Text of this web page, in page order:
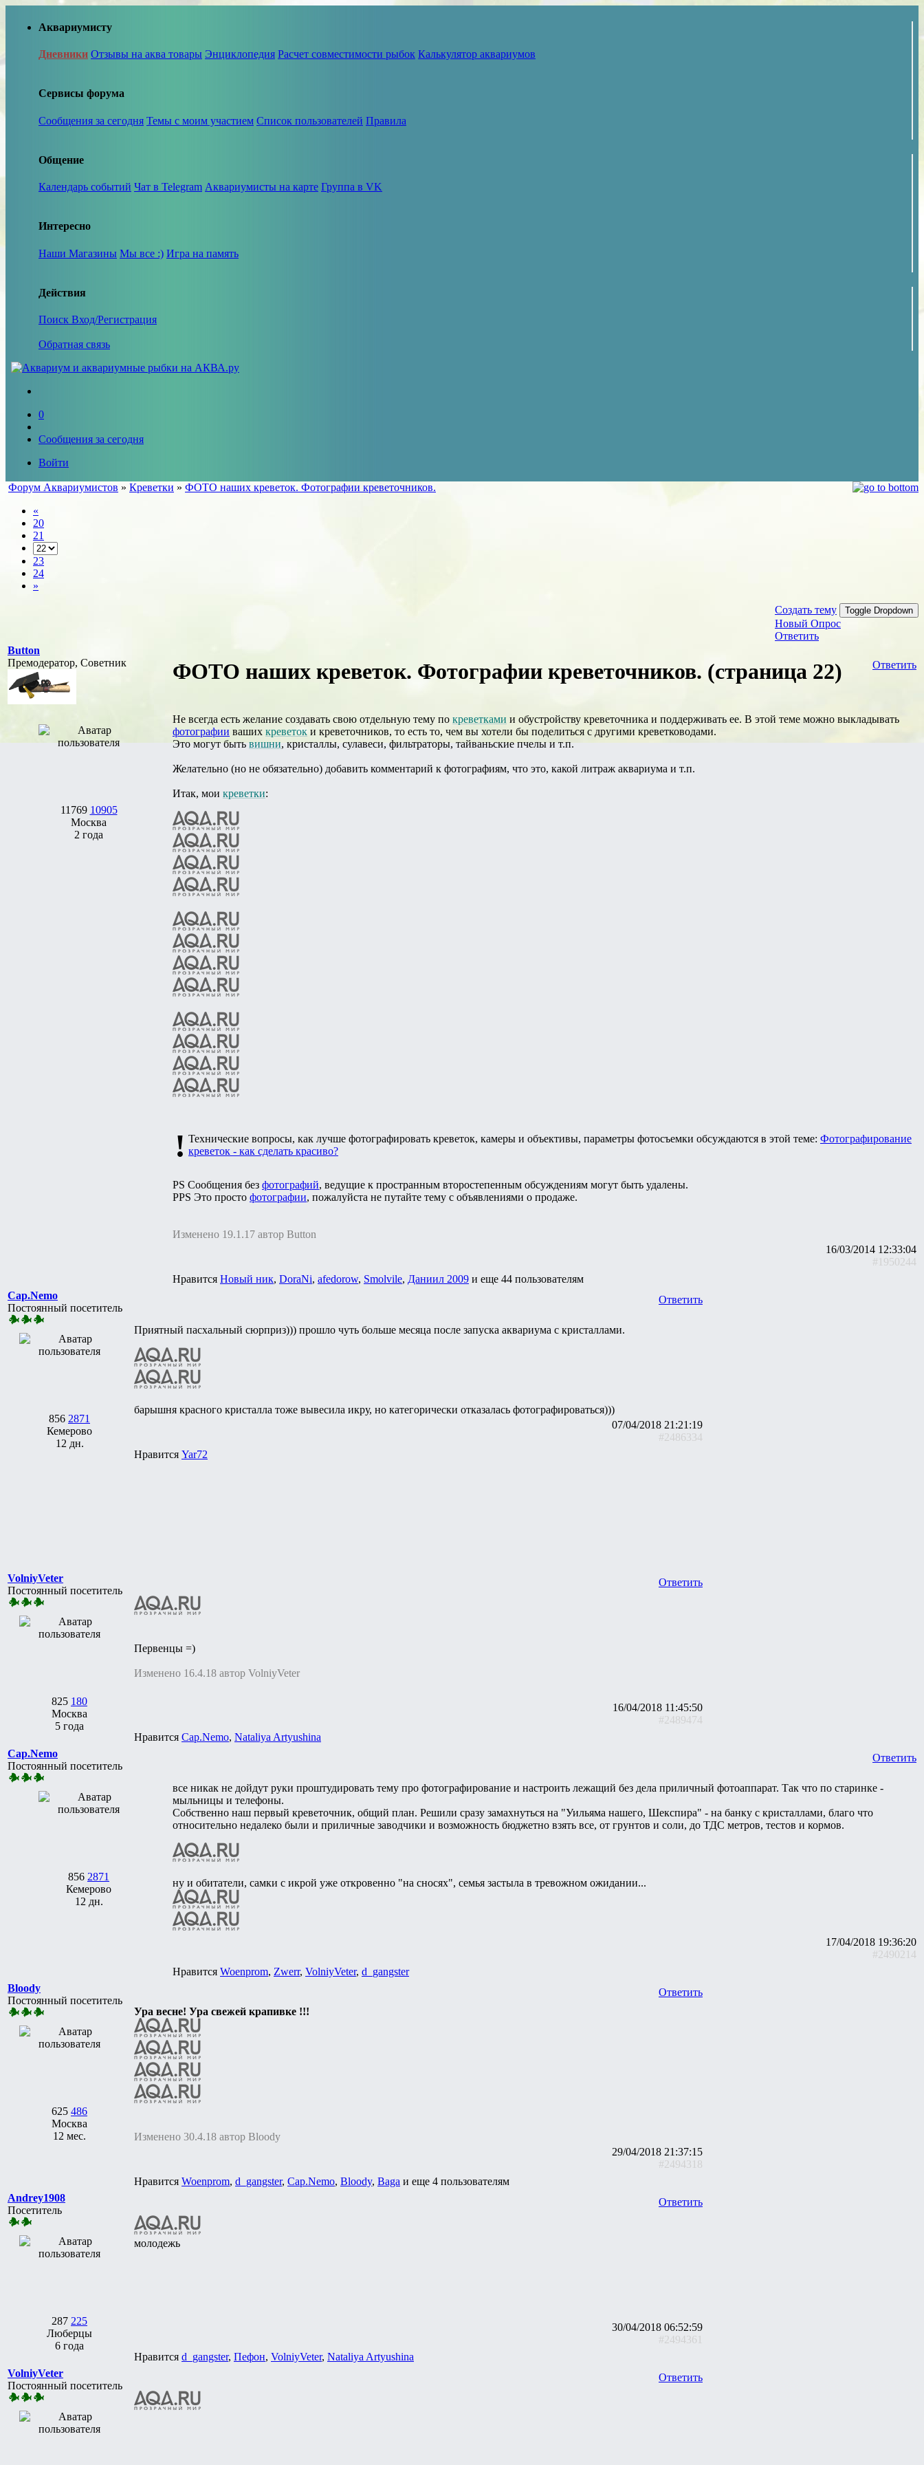
Аквариумисту
Дневники Отзывы на аква товары Энциклопедия Расчет совместимости рыбок Калькулятор аквариумов
Сервисы форума
Сообщения за сегодня Темы с моим участием Список пользователей Правила
Общение
Календарь событий Чат в Telegram Аквариумисты на карте Группа в VK
Интересно
Наши Магазины Мы все :) Игра на память
Действия
Поиск Вход/Регистрация
Обратная связь
0
Сообщения за сегодня
Войти
Форум Аквариумистов » Креветки » ФОТО наших креветок. Фотографии креветочников.
«
20
21
23
24
»
Создать тему Toggle Dropdown
Новый Опрос
Ответить
Button
Премодератор, Советник
11769 10905
Москва
2 года
Ответить
ФОТО наших креветок. Фотографии креветочников. (страница 22)
Не всегда есть желание создавать свою отдельную тему по креветками и обустройству креветочника и поддерживать ее. В этой теме можно выкладывать
фотографии ваших креветок и креветочников, то есть то, чем вы хотели бы поделиться с другими креветководами.
Это могут быть вишни, кристаллы, сулавеси, фильтраторы, тайваньские пчелы и т.п.
Желательно (но не обязательно) добавить комментарий к фотографиям, что это, какой литраж аквариума и т.п.
Итак, мои креветки:
! Технические вопросы, как лучше фотографировать креветок, камеры и объективы, параметры фотосъемки обсуждаются в этой теме: Фотографирование
креветок - как сделать красиво?
PS Сообщения без фотографий, ведущие к пространным второстепенным обсуждениям могут быть удалены.
PPS Это просто фотографии, пожалуйста не путайте тему с объявлениями о продаже.
Изменено 19.1.17 автор Button
16/03/2014 12:33:04
#1950244
Нравится Новый ник, DoraNi, afedorow, Smolvile, Даниил 2009 и еще 44 пользователям
Cap.Nemo
Постоянный посетитель
856 2871
Кемерово
12 дн.
Ответить
Приятный пасхальный сюрприз))) прошло чуть больше месяца после запуска аквариума с кристаллами.
барышня красного кристалла тоже вывесила икру, но категорически отказалась фотографироваться)))
07/04/2018 21:21:19
#2486334
Нравится Yar72
VolniyVeter
Постоянный посетитель
825 180
Москва
5 года
Ответить
Первенцы =)
Изменено 16.4.18 автор VolniyVeter
16/04/2018 11:45:50
#2489474
Нравится Cap.Nemo, Nataliya Artyushina
Cap.Nemo
Постоянный посетитель
856 2871
Кемерово
12 дн.
Ответить
все никак не дойдут руки проштудировать тему про фотографирование и настроить лежащий без дела приличный фотоаппарат. Так что по старинке -
мыльницы и телефоны.
Собственно наш первый креветочник, общий план. Решили сразу замахнуться на "Уильяма нашего, Шекспира" - на банку с кристаллами, благо что
относительно недалеко были и приличные заводчики и возможность бюджетно взять все, от грунтов и соли, до ТДС метров, тестов и кормов.
ну и обитатели, самки с икрой уже откровенно "на сносях", семья застыла в тревожном ожидании...
17/04/2018 19:36:20
#2490214
Нравится Woenprom, Zwerr, VolniyVeter, d_gangster
Bloody
Постоянный посетитель
625 486
Москва
12 мес.
Ответить
Ура весне! Ура свежей крапивке !!!
Изменено 30.4.18 автор Bloody
29/04/2018 21:37:15
#2494318
Нравится Woenprom, d_gangster, Cap.Nemo, Bloody, Baga и еще 4 пользователям
Andrey1908
Посетитель
287 225
Люберцы
6 года
Ответить
молодежь
30/04/2018 06:52:59
#2494361
Нравится d_gangster, Пефон, VolniyVeter, Nataliya Artyushina
VolniyVeter
Постоянный посетитель
Ответить